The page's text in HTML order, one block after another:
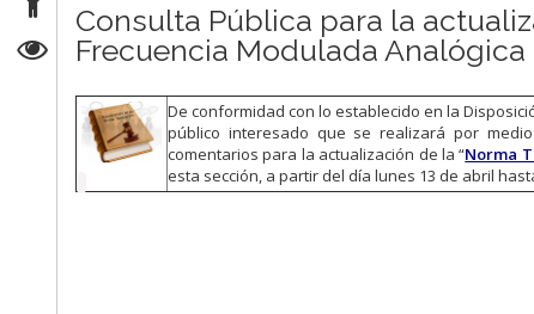
Consulta Pública para la
Frecuencia Modulada Analógica
De conformidad con lo establecido en la
público interesado que se realizará por
comentarios para la actualización de la “Norma
esta sección, a partir del día lunes 13 de abril